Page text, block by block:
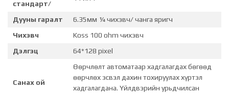
стандарт/
Дууны гаралт
6.35мм ¼ чихэвч/ чанга яригч
Чихэвч
Koss 100 ohm чихэвч
Дэлгэц
64*128 pixel
Санах ой
Өөрчлөлт автоматаар хадгалагдах бөгөөд
өөрчлөх эсвэл дахин тохируулах хүртэл
хадгалагдана. Үйлдвэрийн урьдчилсан